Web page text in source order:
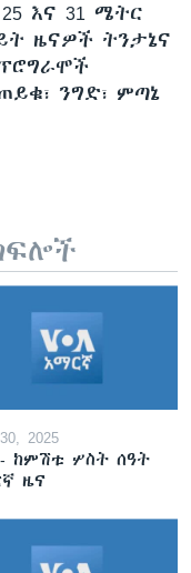
እና 31 ሜትር
ዜናዎች ትንታኔና
ንግድ፣ ምጣኔ
2025
ከምሽቱ ሦስት ሰዓት
ዜና